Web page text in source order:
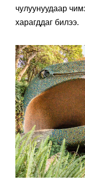
чулуунуудаар
харагддаг билээ.